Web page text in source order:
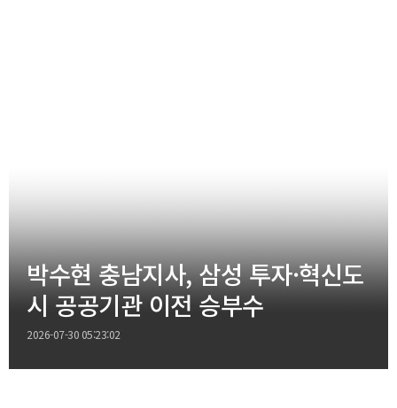
박수현 충남지사, 삼성 투자·혁신도
시 공공기관 이전 승부수
2026-07-30 05:23:02